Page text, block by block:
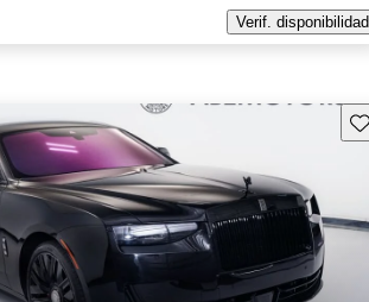
Verif. disponibilidad